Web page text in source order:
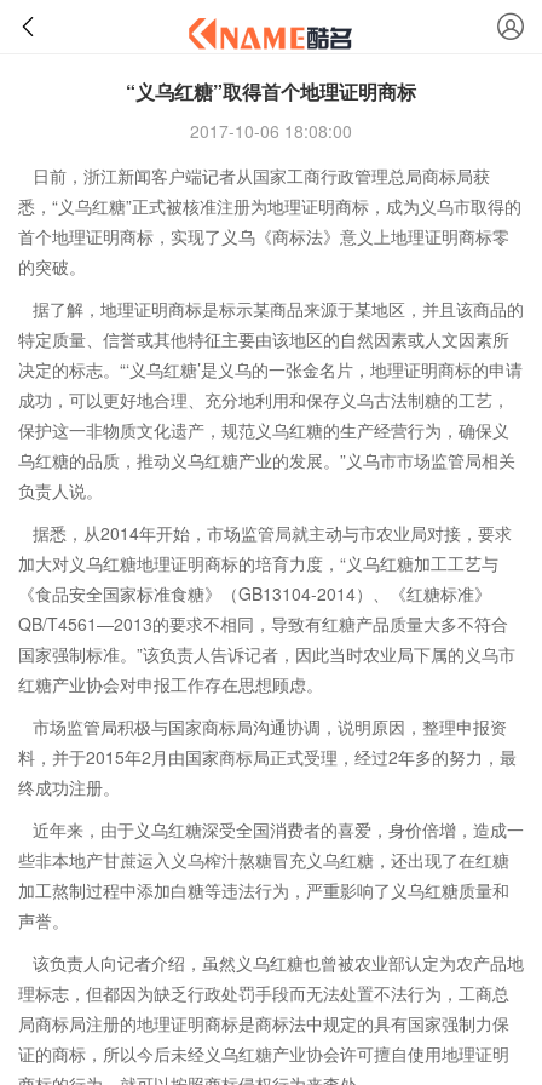
“义乌红糖”取得首个地理证明商标
2017-10-06 18:08:00
日前，浙江新闻客户端记者从国家工商行政管理总局商标局获
悉，“义乌红糖”正式被核准注册为地理证明商标，成为义乌市取得的
首个地理证明商标，实现了义乌《商标法》意义上地理证明商标零
的突破。
据了解，地理证明商标是标示某商品来源于某地区，并且该商品的
特定质量、信誉或其他特征主要由该地区的自然因素或人文因素所
决定的标志。“‘义乌红糖’是义乌的一张金名片，地理证明商标的申请
成功，可以更好地合理、充分地利用和保存义乌古法制糖的工艺，
保护这一非物质文化遗产，规范义乌红糖的生产经营行为，确保义
乌红糖的品质，推动义乌红糖产业的发展。”义乌市市场监管局相关
负责人说。
据悉，从2014年开始，市场监管局就主动与市农业局对接，要求
加大对义乌红糖地理证明商标的培育力度，“义乌红糖加工工艺与
《食品安全国家标准食糖》（GB13104-2014）、《红糖标准》
QB/T4561—2013的要求不相同，导致有红糖产品质量大多不符合
国家强制标准。”该负责人告诉记者，因此当时农业局下属的义乌市
红糖产业协会对申报工作存在思想顾虑。
市场监管局积极与国家商标局沟通协调，说明原因，整理申报资
料，并于2015年2月由国家商标局正式受理，经过2年多的努力，最
终成功注册。
近年来，由于义乌红糖深受全国消费者的喜爱，身价倍增，造成一
些非本地产甘蔗运入义乌榨汁熬糖冒充义乌红糖，还出现了在红糖
加工熬制过程中添加白糖等违法行为，严重影响了义乌红糖质量和
声誉。
该负责人向记者介绍，虽然义乌红糖也曾被农业部认定为农产品地
理标志，但都因为缺乏行政处罚手段而无法处置不法行为，工商总
局商标局注册的地理证明商标是商标法中规定的具有国家强制力保
证的商标，所以今后未经义乌红糖产业协会许可擅自使用地理证明